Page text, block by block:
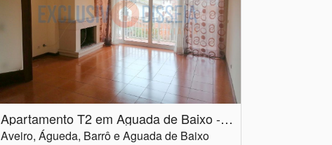
Apartamento T2 em Aguada de Baixo - Águeda
Aveiro, Águeda, Barrô e Aguada de Baixo